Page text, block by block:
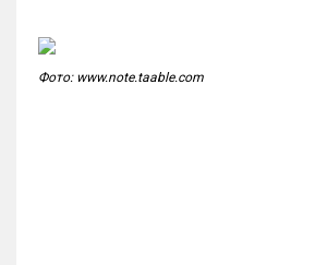
Фото: www.note.taable.com